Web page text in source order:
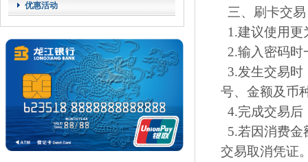
优惠活动
三、刷卡交易
1.建议使用更
2.输入密码时
3.发生交易
号、金额及币
4.完成交易后
5.若因消费
交易取消凭证